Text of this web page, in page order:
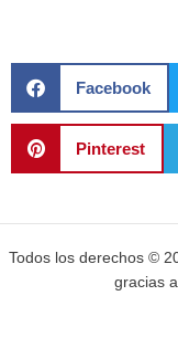
Facebook
Pinterest
Todos los derechos ©
gracias a